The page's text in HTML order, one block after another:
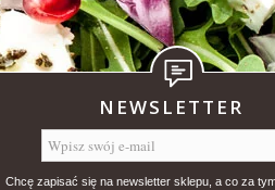
NEWSLETTER
Chcę zapisać się na newsletter sklepu, a co za